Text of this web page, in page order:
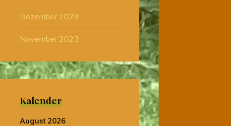
Dezember 2023
November 2023
Kalender
August 2026